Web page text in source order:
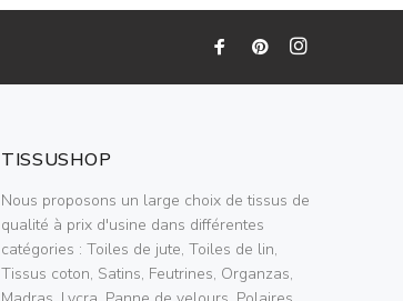
TISSUSHOP
Nous proposons un large choix de tissus de
qualité à prix d'usine dans différentes
catégories : Toiles de jute, Toiles de lin,
Tissus coton, Satins, Feutrines, Organzas,